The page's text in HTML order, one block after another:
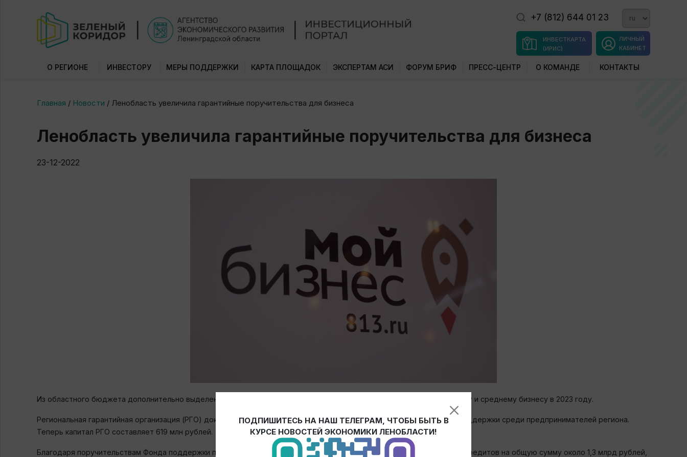
+7 (812) 644 01 23
ЛИЧНЫЙ
КАБИНЕТ
ИНВЕСТКАРТА
(ИРИС)
О РЕГИОНЕ ИНВЕСТОРУ МЕРЫ ПОДДЕРЖКИ КАРТА ПЛОЩАДОК ЭКСПЕРТАМ АСИ ФОРУМ БРИФ ПРЕСС-ЦЕНТР О КОМАНДЕ КОНТАКТЫ
Главная / Новости / Ленобласть увеличила гарантийные поручительства для бизнеса
Ленобласть увеличила гарантийные поручительства для бизнеса
23-12-2022
Из областного бюджета дополнительно выделено 160 млн рублей на предоставление гарантийной поддержки малому и среднему бизнесу в 2023 году.
Региональная гарантийная организация (РГО) докапитализирована в связи высокой востребованностью этой меры поддержки среди предпринимателей региона.
Теперь капитал РГО составляет 619 млн рублей.
Благодаря поручительствам Фонда поддержки предпринимательства Ленобласти за 2022 год было обеспечено 105 кредитов на общую сумму около 1,3 млрд рублей,
ПОДПИШИТЕСЬ НА НАШ ТЕЛЕГРАМ, ЧТОБЫ БЫТЬ В
КУРСЕ НОВОСТЕЙ ЭКОНОМИКИ ЛЕНОБЛАСТИ!